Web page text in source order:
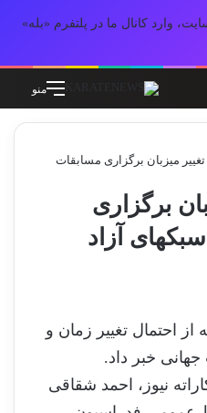
وارد کانال ما در پلتفرم «بله»
منو
میزبان برگزاری مسابقات
برگزاری
آزاد
از احتمال تغییر زمان و
خبر داد.
نیوز، احمد شقاقی